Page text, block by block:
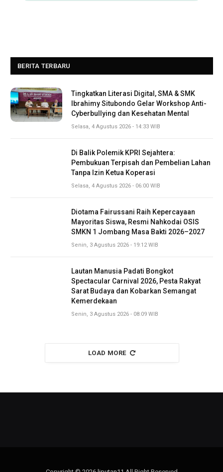
BERITA TERBARU
Tingkatkan Literasi Digital, SMA & SMK
Ibrahimy Situbondo Gelar Workshop Anti-
Cyberbullying dan Kesehatan Mental
Selasa, 4 Agustus 2026 - 14:33 WIB
Di Balik Polemik KPRI Sejahtera:
Pembukuan Terpisah dan Pembelian Lahan
Tanpa Izin Ketua Koperasi
Selasa, 4 Agustus 2026 - 06:00 WIB
Diotama Fairussani Raih Kepercayaan
Mayoritas Siswa, Resmi Nahkodai OSIS
SMKN 1 Jombang Masa Bakti 2026–2027
Senin, 3 Agustus 2026 - 19:12 WIB
Lautan Manusia Padati Bongkot
Spectacular Carnival 2026, Pesta Rakyat
Sarat Budaya dan Kobarkan Semangat
Kemerdekaan
Senin, 3 Agustus 2026 - 08:09 WIB
LOAD MORE